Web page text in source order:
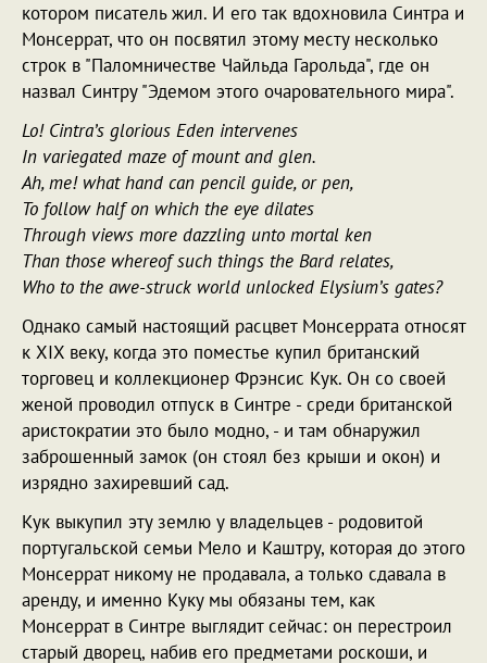
котором писатель жил. И его так вдохновила Синтра и
Монсеррат, что он посвятил этому месту несколько
строк в "Паломничестве Чайльда Гарольда", где он
назвал Синтру "Эдемом этого очаровательного мира".
Lo! Cintra’s glorious Eden intervenes
In variegated maze of mount and glen.
Ah, me! what hand can pencil guide, or pen,
To follow half on which the eye dilates
Through views more dazzling unto mortal ken
Than those whereof such things the Bard relates,
Who to the awe-struck world unlocked Elysium’s gates?
Однако самый настоящий расцвет Монсеррата относят
к XIX веку, когда это поместье купил британский
торговец и коллекционер Фрэнсис Кук. Он со своей
женой проводил отпуск в Синтре - среди британской
аристократии это было модно, - и там обнаружил
заброшенный замок (он стоял без крыши и окон) и
изрядно захиревший сад.
Кук выкупил эту землю у владельцев - родовитой
португальской семьи Мело и Каштру, которая до этого
Монсеррат никому не продавала, а только сдавала в
аренду, и именно Куку мы обязаны тем, как
Монсеррат в Синтре выглядит сейчас: он перестроил
старый дворец, набив его предметами роскоши, и